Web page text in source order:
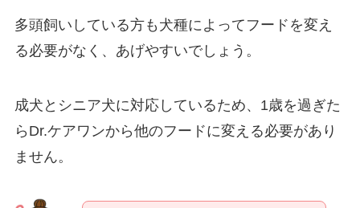
多頭飼いしている方も犬種によってフードを変え
る必要がなく、あげやすいでしょう。
成犬とシニア犬に対応しているため、1歳を過ぎた
らDr.ケアワンから他のフードに変える必要があり
ません。